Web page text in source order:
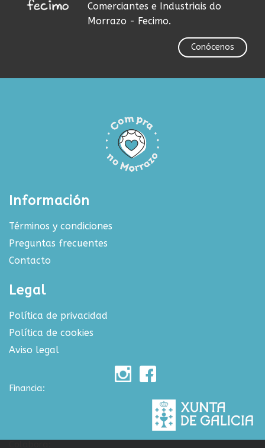
Comerciantes e Industriais do
Morrazo - Fecimo.
Conócenos
Información
Términos y condiciones
Preguntas frecuentes
Contacto
Legal
Política de privacidad
Política de cookies
Aviso legal
Financia: